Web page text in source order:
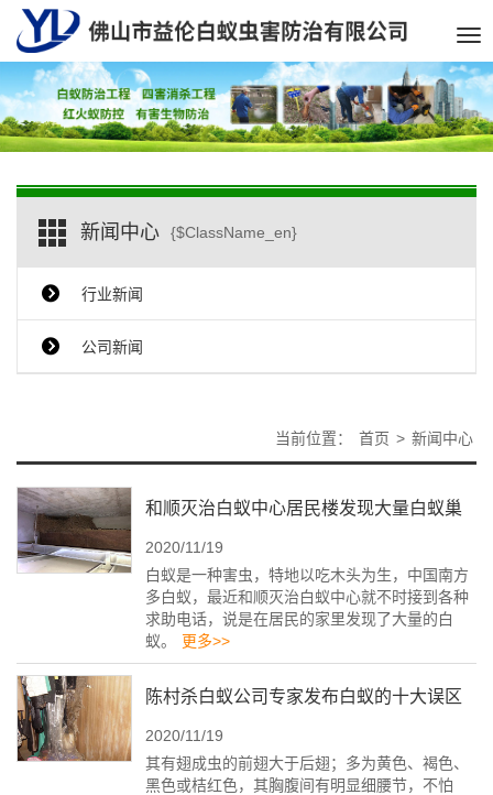
新闻中心 {$ClassName_en}
行业新闻
公司新闻
当前位置： 首页 > 新闻中心
和顺灭治白蚁中心居民楼发现大量白蚁巢
看完直冒冷汗
2020/11/19
白蚁是一种害虫，特地以吃木头为生，中国南方
多白蚁，最近和顺灭治白蚁中心就不时接到各种
求助电话，说是在居民的家里发现了大量的白
蚁。
更多>>
陈村杀白蚁公司专家发布白蚁的十大误区
2020/11/19
其有翅成虫的前翅大于后翅；多为黄色、褐色、
黑色或桔红色，其胸腹间有明显细腰节，不怕